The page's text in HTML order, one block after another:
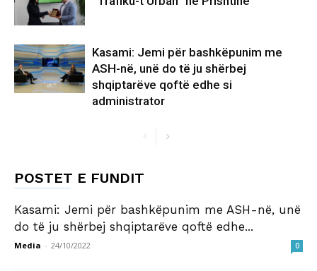
Kasami: Jemi për bashkëpunim me
ASH-në, unë do të ju shërbej
shqiptarëve qoftë edhe si
administrator
POSTET E FUNDIT
Kasami: Jemi për bashkëpunim me ASH-në, unë
do të ju shërbej shqiptarëve qoftë edhe...
Media - 24/10/2022 0